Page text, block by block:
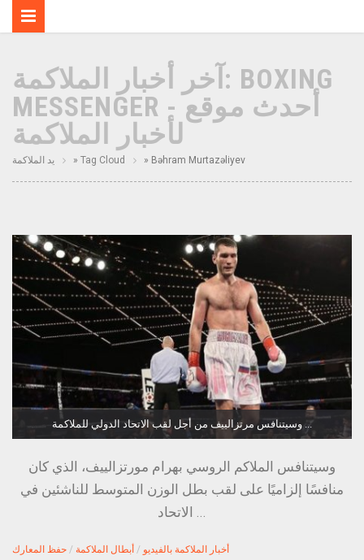
آخر أخبار الملاكمة: BOXING
MESSENGER - أحدث موقع
لأخبار الملاكمة
يد الملاكمة » Tag Cloud » Bəhram Murtazəliyev
وسيتنافس مرتزالييف من أجل لقب الاتحاد الدولي للملاكمة ...
وسيتنافس الملاكم الروسي بهرام مورتزالييف، الذي كان
منافسًا إلزاميًا على لقب بطل الوزن المتوسط للناشئين في
أخبار الملاكمة بالفيديو / أبطال الملاكمة / حفظ المعارك